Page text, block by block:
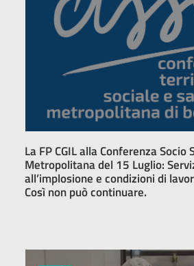
La FP CGIL alla Conferenza Socio
Metropolitana del 15 Luglio:
all’implosione e condizioni di
Così non può continuare.